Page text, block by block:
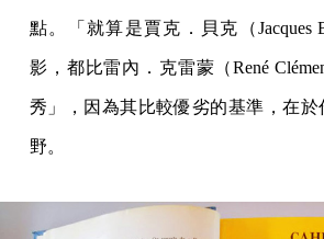
點。「就算是賈克．貝克（Jacques
影，都比雷內．克雷蒙（René
秀」，因為其比較優劣的基準，在於
野。